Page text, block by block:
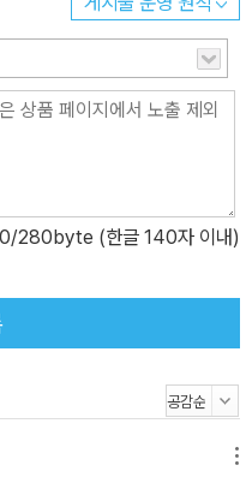
윈은 1859년 [종의 기원]에서
니즘으로 자연선택을 제안했
해서 생물은 다양해지며, 자
한 개체가 살아남아 더 많은
려오면서 오늘날 볼 수 있는 다
생명의 활동을 추적한다. 생
발효 연구를 통해서였다. 발
니라 세포 대사의 토대를 이
식물의 소화와 흡수를 돕는 것
해서 수천 가지 화학 반응을
에 일어나는 이 다양한 화학
0/280byte (한글 140자 이내)